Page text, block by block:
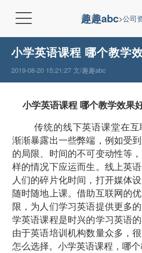
 趣趣abc>公司
小学英语课程 哪个教学
2019-08-20 15:21:27 文/趣趣abc
小学英语课程 哪个教学效果
传统的线下英语课堂在互
渐渐暴露出一些弊端，例如受
的局限、时间的不可变动性等
样的情况下应运而生。线上英
人们的碎片化时间，打开媒体
随时随地上课。借助互联网的
限，为人们学习英语提供更多
学英语课程是时兴的学习英语
由于英语培训机构数量众多，
怎么选择。小学英语课程，哪